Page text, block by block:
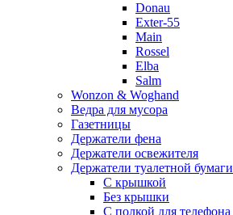
Donau
Exter-55
Main
Rossel
Elba
Salm
Wonzon & Woghand
Ведра для мусора
Газетницы
Держатели фена
Держатели освежителя
Держатели туалетной бумаги
С крышкой
Без крышки
С полкой для телефона